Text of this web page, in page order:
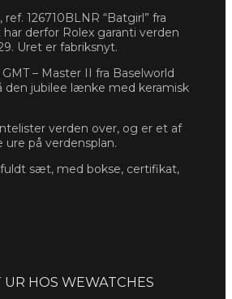
126710BLNR “Batgirl” fra
derfor Rolex garanti verden
Uret er fabriksnyt.
– Master II fra Baselworld
den jubilee lænke med keramisk
verden over, og er et af
på verdensplan.
sæt, med bokse, certifikat,
HOS WEWATCHES